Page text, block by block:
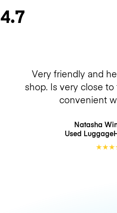
4.7
Very friendly and
shop. Is very close
convenient
Natasha
Used
★★★